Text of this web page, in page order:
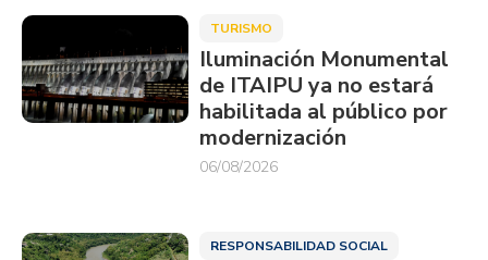
TURISMO
Iluminación Monumental
de ITAIPU ya no estará
habilitada al público por
modernización
06/08/2026
RESPONSABILIDAD SOCIAL